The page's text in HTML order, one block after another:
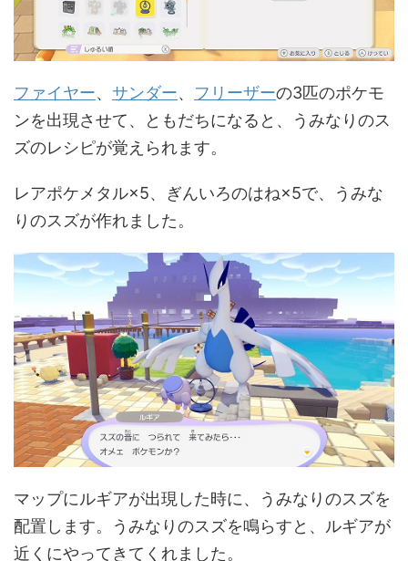
ファイヤー、 サンダー、 フリーザーの3匹のポケモ
ンを出現させて、ともだちになると、うみなりのス
ズのレシピが覚えられます。
レアポケメタル×5、ぎんいろのはね×5で、うみな
りのスズが作れました。
マップにルギアが出現した時に、うみなりのスズを
配置します。うみなりのスズを鳴らすと、ルギアが
近くにやってきてくれました。